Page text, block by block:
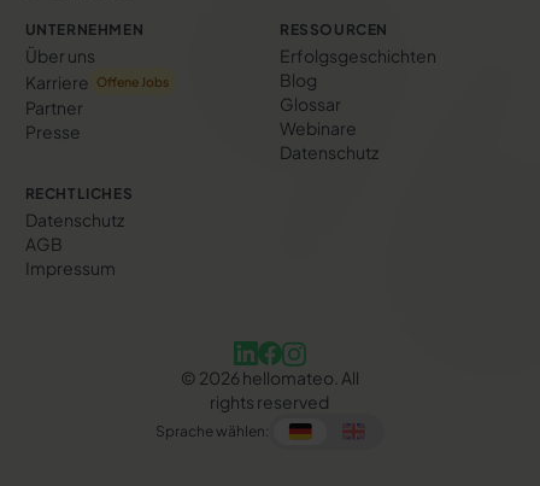
UNTERNEHMEN
Über uns
Karriere
Offene Jobs
Partner
Presse
RESSOURCEN
Erfolgs­geschichten
Blog
Glossar
Webinare
Datenschutz
RECHTLICHES
Datenschutz
AGB
Impressum
© 2026 hellomateo. All
rights reserved
Sprache wählen: